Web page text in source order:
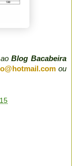
aoBlog Bacabeira
ou